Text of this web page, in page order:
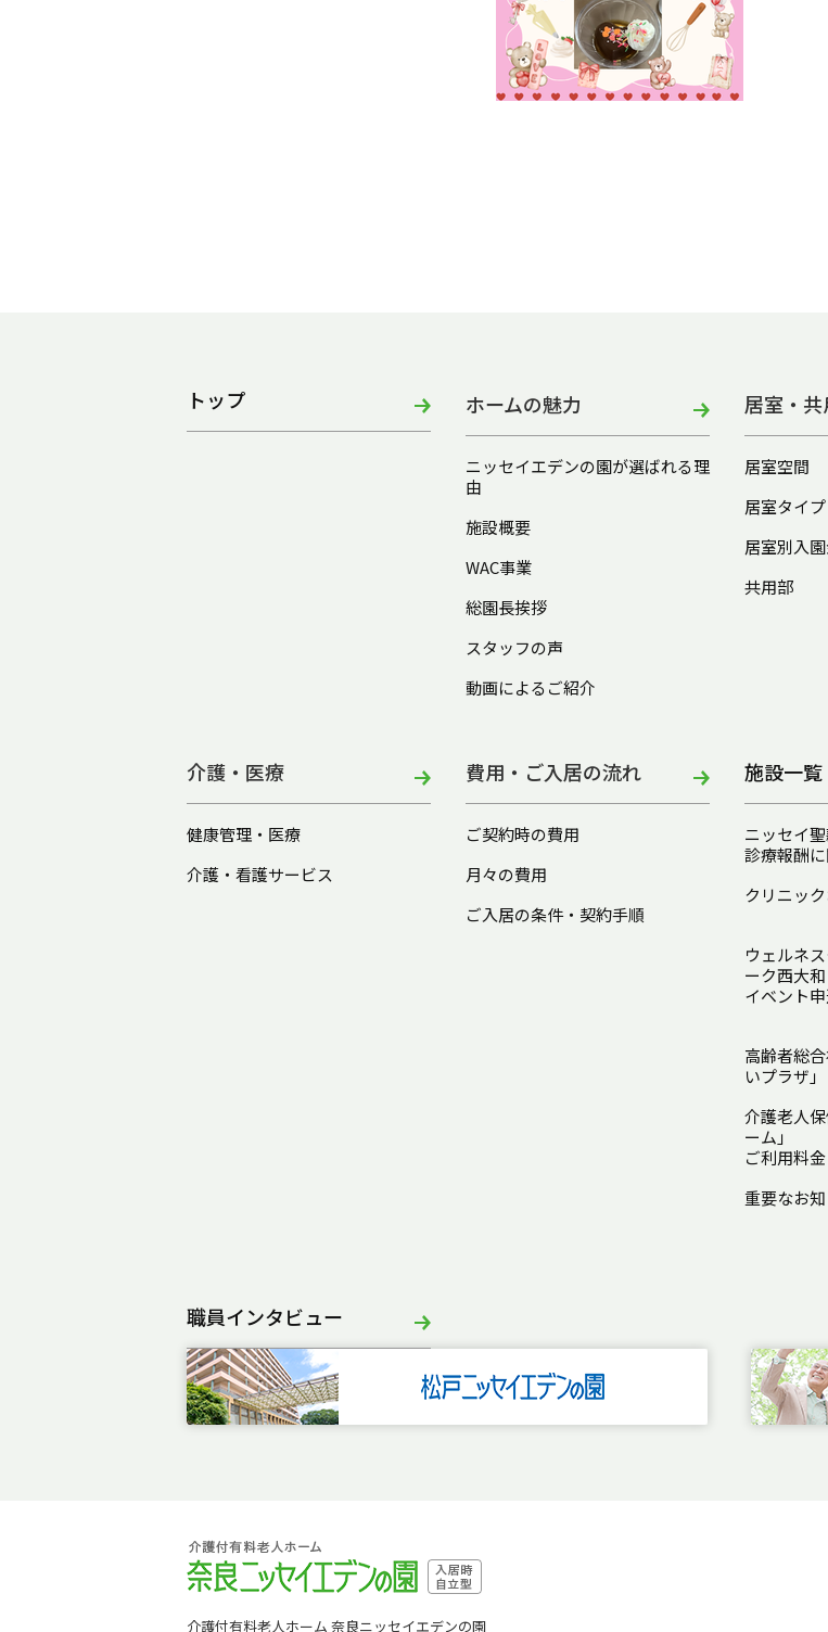
トップ ホームの魅力
ニッセイエデンの園が選ばれる理
由
施設概要
WAC事業
総園長挨拶
スタッフの声
動画によるご紹介
居室・共
居室空間
居室タイプ
居室別入
共用部
介護・医療
健康管理・医療
介護・看護サービス
費用・ご入居の流れ
ご契約時の費用
月々の費用
ご入居の条件・契約手順
施設一覧
ニッセイ
診療報酬
クリニッ
ウェルネ
ーク西大和
イベント申
高齢者総
いプラザ」
介護老人
ーム」
ご利用料金
重要なお
職員インタビュー
介護付有料老人ホーム 奈良ニッセイエデンの園